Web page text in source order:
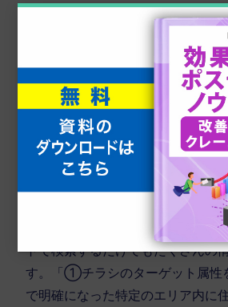
ていくこと。
⑦エリア特性を理解す
エリア特性を理解するには、ポス
いるエリアについてヒアリングす
まずは各市町村のHPに最新の「
掲載されているため参考にしてみ
て、エリア特性を把握した上で、
わせて対象エリアを決めていくこ
どのような方が多く住んでいるの
トで検索するだけでもたくさんの
す。「①チラシのターゲット属性
で明確になった特定のエリア内に